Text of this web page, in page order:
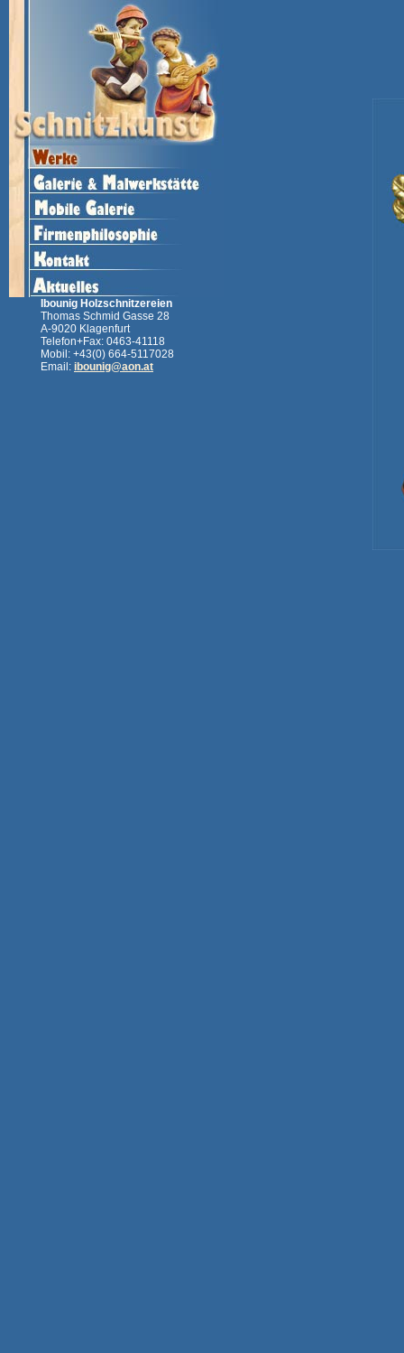
Ibounig Holzschnitzereien
Thomas Schmid Gasse 28
A-9020 Klagenfurt
Telefon+Fax: 0463-41118
Mobil: +43(0) 664-5117028
Email: ibounig@aon.at